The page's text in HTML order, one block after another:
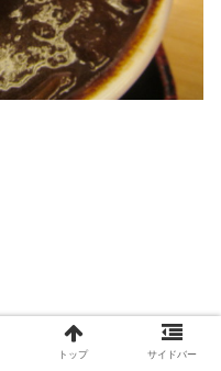
トップ サイドバー